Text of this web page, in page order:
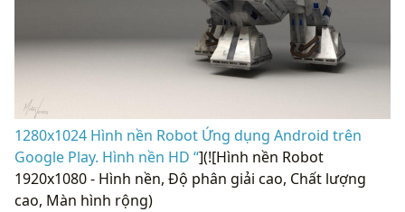
1280x1024 Hình nền Robot Ứng dụng Android trên
Google Play. Hình nền HD “](![Hình nền Robot
1920x1080 - Hình nền, Độ phân giải cao, Chất lượng
cao, Màn hình rộng)